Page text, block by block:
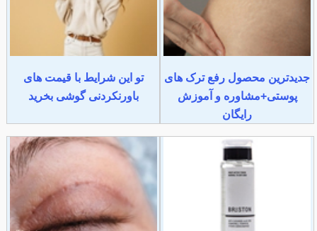
جدیدترین محصول رفع ترک های
پوستی+مشاوره و آموزش
رایگان
تو این شرایط با قیمت های
باورنکردنی گوشی بخرید